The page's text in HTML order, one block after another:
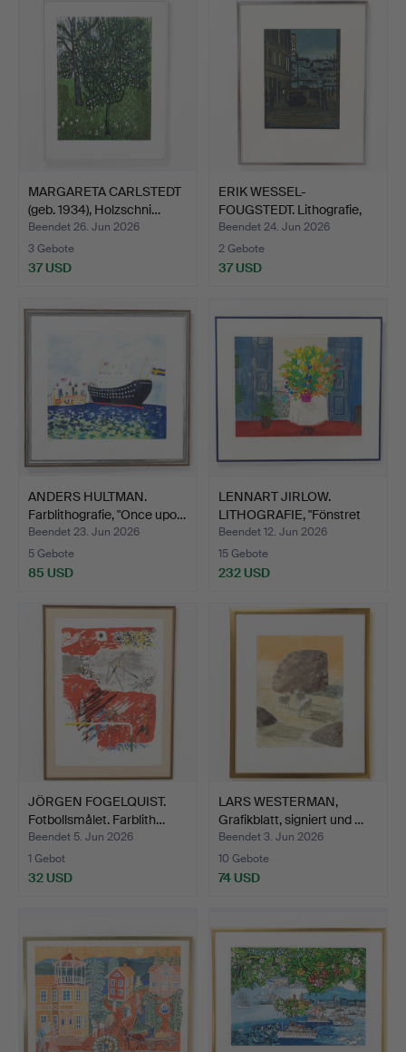
MARGARETA CARLSTEDT
(geb. 1934), Holzschni…
Beendet 26. Jun 2026
3 Gebote
37 USD
ERIK WESSEL-
FOUGSTEDT. Lithografie,
signie…
Beendet 24. Jun 2026
2 Gebote
37 USD
ANDERS HULTMAN.
Farblithografie, "Once upo…
Beendet 23. Jun 2026
5 Gebote
85 USD
LENNART JIRLOW.
LITHOGRAFIE, "Fönstret
med…
Beendet 12. Jun 2026
15 Gebote
232 USD
JÖRGEN FOGELQUIST.
Fotbollsmålet. Farblith…
Beendet 5. Jun 2026
1 Gebot
32 USD
LARS WESTERMAN,
Grafikblatt, signiert und …
Beendet 3. Jun 2026
10 Gebote
74 USD